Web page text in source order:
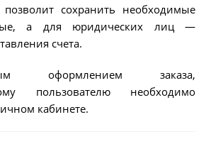
сохранить необходимые
а для юридических лиц —
счета.
оформлением заказа,
пользователю необходимо
кабинете.